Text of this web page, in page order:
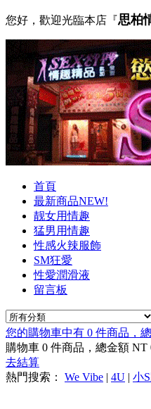
您好，歡迎光臨本店『思柏
首頁
最新商品NEW!
靓女用情趣
猛男用情趣
性感火辣服飾
SM狂愛
性愛潤滑液
留言板
您的購物車中有 0 件商品，總
購物車 0 件商品，總金額 NT
去結算
熱門搜索： We Vibe | 4U | 小